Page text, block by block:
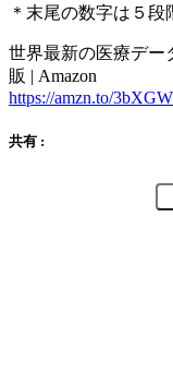
＊末尾の数字は５段
世界最新の医療デー
販 | Amazon
https://amzn.to/
共有 :